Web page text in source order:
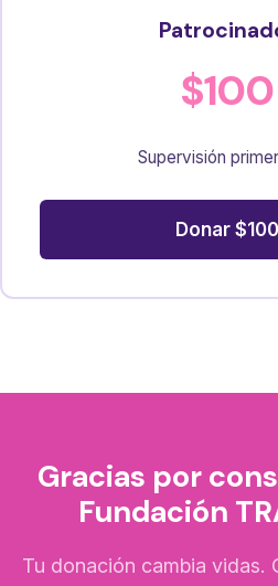
$100
Supervisión
Donar $100
Gracias por
Fundación
Tu donación cambia vidas.